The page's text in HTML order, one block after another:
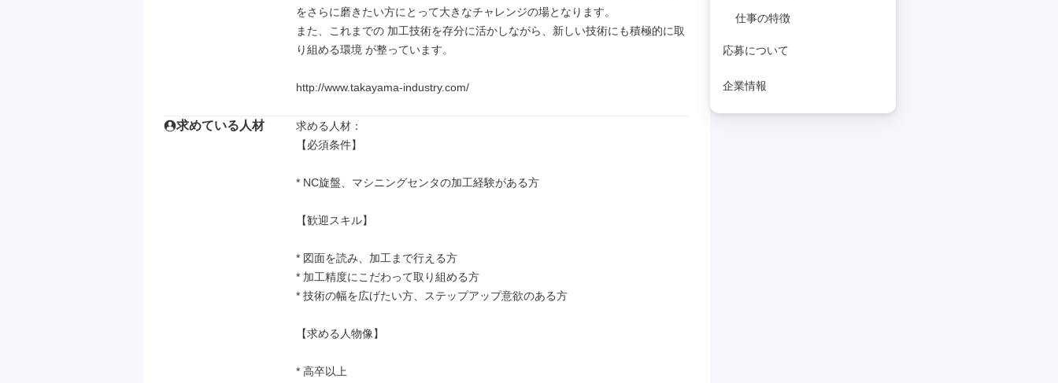
をさらに磨きたい方にとって大きなチャレンジの場となります。
また、これまでの 加工技術を存分に活かしながら、新しい技術にも積極的に取
り組める環境 が整っています。
http://www.takayama-industry.com/
求めている人材
求める人材：
【必須条件】
* NC旋盤、マシニングセンタの加工経験がある方
【歓迎スキル】
* 図面を読み、加工まで行える方
* 加工精度にこだわって取り組める方
* 技術の幅を広げたい方、ステップアップ意欲のある方
【求める人物像】
* 高卒以上
仕事の特徴
応募について
企業情報